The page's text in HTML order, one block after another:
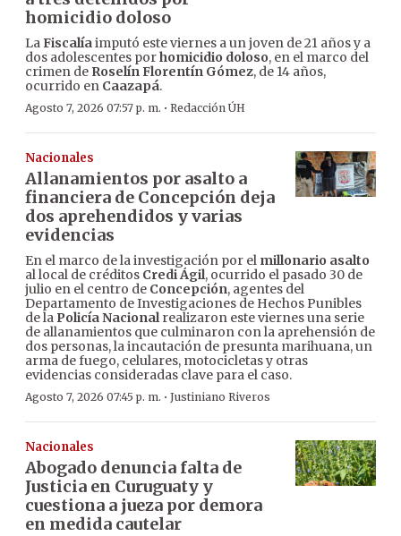
homicidio doloso
LaFiscalíaimputó este viernes a un joven de 21 años y a
dos adolescentes porhomicidio doloso, en el marco del
crimen de Roselín Florentín Gómez, de 14 años,
ocurrido en Caazapá.
Agosto 7, 2026 07:57 p. m. · Redacción ÚH
Nacionales
Allanamientos por asalto a
financiera de Concepción deja
dos aprehendidos y varias
evidencias
En el marco de la investigación por el millonario asalto
al local de créditos Credi Ágil, ocurrido el pasado 30 de
julio en el centro de Concepción, agentes del
Departamento de Investigaciones de Hechos Punibles
de la Policía Nacionalrealizaron este viernes una serie
de allanamientos que culminaron con la aprehensión de
dos personas, la incautación de presunta marihuana, un
arma de fuego, celulares, motocicletas y otras
evidencias consideradas clave para el caso.
Agosto 7, 2026 07:45 p. m. · Justiniano Riveros
Nacionales
Abogado denuncia falta de
Justicia en Curuguaty y
cuestiona a jueza por demora
en medida cautelar